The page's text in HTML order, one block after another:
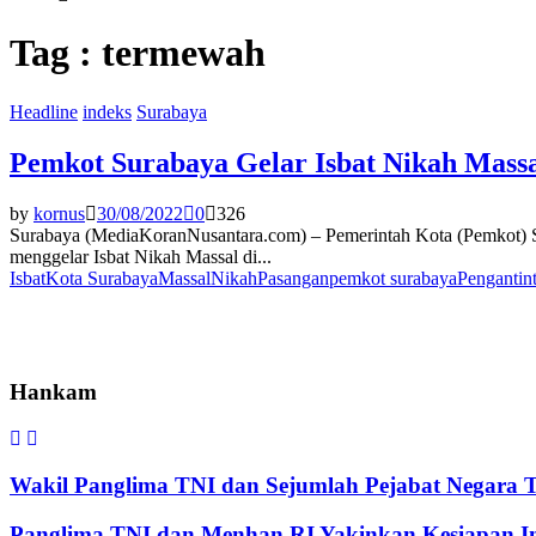
Tag : termewah
Headline indeks Surabaya
Pemkot Surabaya Gelar Isbat Nikah
by kornus 30/08/2022 0 326
Surabaya (MediaKoranNusantara.com) – Pemerintah Kota
menggelar Isbat Nikah Massal di...
IsbatKota SurabayaMassalNikahPasanganpemkot surabayaPengantin
Hankam
Wakil Panglima TNI dan Sejumlah Pejabat